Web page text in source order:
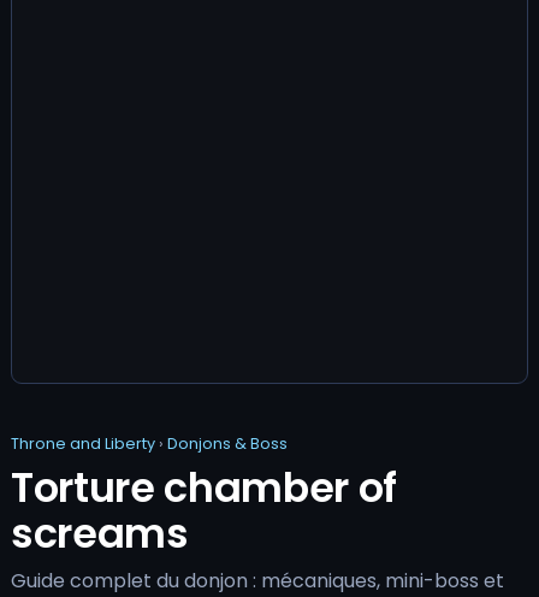
Throne and Liberty› Donjons & Boss
Torture chamber of
screams
Guide complet du donjon : mécaniques, mini-boss et